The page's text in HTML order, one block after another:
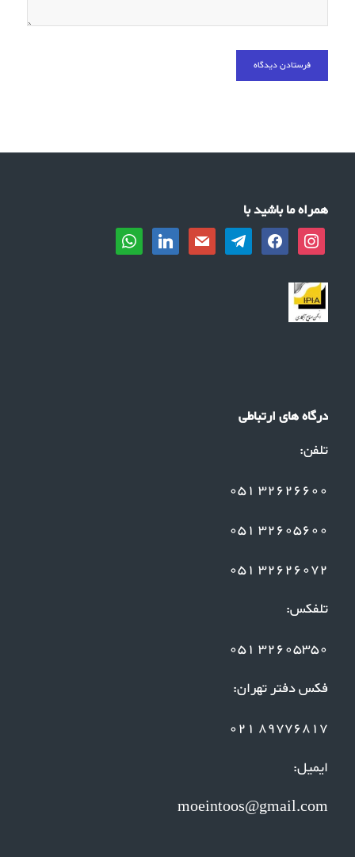
همراه ما باشید با
instagram
facebook
telegram
mail
linkedin
whatsapp
درگاه های ارتباطی
تلفن:
32626600 051
32605600 051
32626072 051
تلفکس:
32605350 051
فکس دفتر تهران:
89776817 021
ایمیل:
moeintoos@gmail.com